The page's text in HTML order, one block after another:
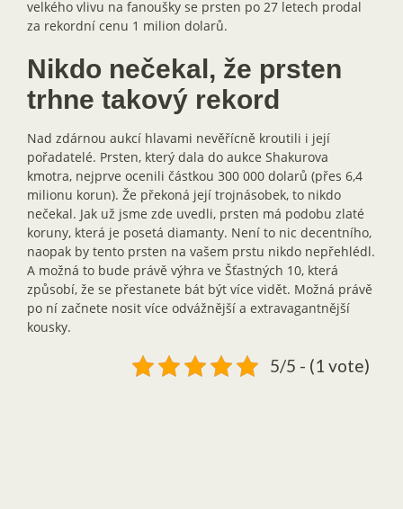
velkého vlivu na fanoušky se prsten po 27 letech prodal
za rekordní cenu 1 milion dolarů.
Nikdo nečekal, že prsten
trhne takový rekord
Nad zdárnou aukcí hlavami nevěřícně kroutili i její
pořadatelé. Prsten, který dala do aukce Shakurova
kmotra, nejprve ocenili částkou 300 000 dolarů (přes 6,4
milionu korun). Že překoná její trojnásobek, to nikdo
nečekal. Jak už jsme zde uvedli, prsten má podobu zlaté
koruny, která je posetá diamanty. Není to nic decentního,
naopak by tento prsten na vašem prstu nikdo nepřehlédl.
A možná to bude právě výhra ve Šťastných 10, která
způsobí, že se přestanete bát být více vidět. Možná právě
po ní začnete nosit více odvážnější a extravagantnější
kousky.
5/5 - (1 vote)